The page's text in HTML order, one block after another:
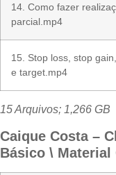
14. Como fazer
parcial.mp4
15. Stop loss, stop
e target.mp4
15 Arquivos; 1,266 GB
Caique Costa –
Básico \ Material